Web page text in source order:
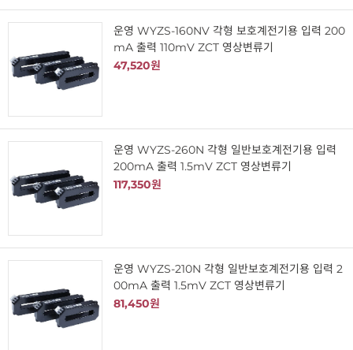
운영 WYZS-160NV 각형 보호계전기용 입력 200
mA 출력 110mV ZCT 영상변류기
47,520원
운영 WYZS-260N 각형 일반보호계전기용 입력
200mA 출력 1.5mV ZCT 영상변류기
117,350원
운영 WYZS-210N 각형 일반보호계전기용 입력 2
00mA 출력 1.5mV ZCT 영상변류기
81,450원